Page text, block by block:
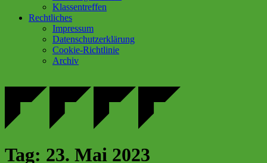
Klassentreffen
Rechtliches
Impressum
Datenschutzerklärung
Cookie-Richtlinie
Archiv
Friedrich-Schiller-Gymnasium Calbe
Ganztagsgymnasium in Trägerschaft des Salzlandkreises
Tag: 23. Mai 2023